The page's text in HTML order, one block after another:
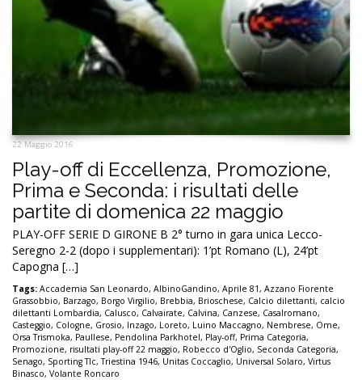
22 Maggio 2016
Play-off di Eccellenza, Promozione,
Prima e Seconda: i risultati delle
partite di domenica 22 maggio
PLAY-OFF SERIE D GIRONE B 2° turno in gara unica Lecco-
Seregno 2-2 (dopo i supplementari): 1’pt Romano (L), 24’pt
Capogna […]
Tags: Accademia San Leonardo, AlbinoGandino, Aprile 81, Azzano Fiorente
Grassobbio, Barzago, Borgo Virgilio, Brebbia, Brioschese, Calcio dilettanti, calcio
dilettanti Lombardia, Calusco, Calvairate, Calvina, Canzese, Casalromano,
Casteggio, Cologne, Grosio, Inzago, Loreto, Luino Maccagno, Nembrese, Ome,
Orsa Trismoka, Paullese, Pendolina Parkhotel, Play-off, Prima Categoria,
Promozione, risultati play-off 22 maggio, Robecco d'Oglio, Seconda Categoria,
Senago, Sporting Tlc,Triestina 1946, Unitas Coccaglio, Universal Solaro, Virtus
Binasco, Volante Roncaro